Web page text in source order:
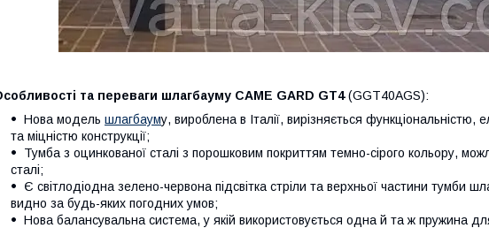
та переваги шлагбауму CAME GARD GT4 (GGT40AGS):
Нова модель шлагбауму, вироблена в Італії, вирізняється функціональністю,
та міцністю конструкції;
Тумба з оцинкованої сталі з порошковим покриттям темно-сірого кольору,
сталі;
Є світлодіодна зелено-червона підсвітка стріли та верхньої частини тумби
видно за будь-яких погодних умов;
Нова балансувальна система, у якій використовується одна й та ж пружина